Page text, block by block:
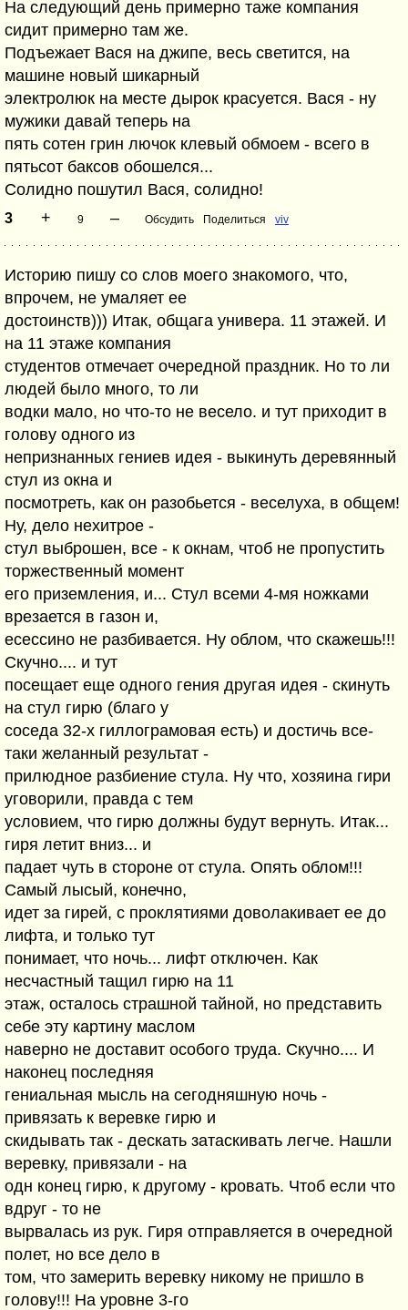
На следующий день примерно таже компания
сидит примерно там же.
Подъежает Вася на джипе, весь светится, на
машине новый шикарный
электролюк на месте дырок красуется. Вася - ну
мужики давай теперь на
пять сотен грин лючок клевый обмоем - всего в
пятьсот баксов обошелся...
Солидно пошутил Вася, солидно!
3 + 9 – Обсудить Поделиться viv
Историю пишу со слов моего знакомого, что,
впрочем, не умаляет ее
достоинств))) Итак, общага универа. 11 этажей. И
на 11 этаже компания
студентов отмечает очередной праздник. Но то ли
людей было много, то ли
водки мало, но что-то не весело. и тут приходит в
голову одного из
непризнанных гениев идея - выкинуть деревянный
стул из окна и
посмотреть, как он разобьется - веселуха, в общем!
Ну, дело нехитрое -
стул выброшен, все - к окнам, чтоб не пропустить
торжественный момент
его приземления, и... Стул всеми 4-мя ножками
врезается в газон и,
есессино не разбивается. Ну облом, что скажешь!!!
Скучно.... и тут
посещает еще одного гения другая идея - скинуть
на стул гирю (благо у
соседа 32-х гиллограмовая есть) и достичь все-
таки желанный результат -
прилюдное разбиение стула. Ну что, хозяина гири
уговорили, правда с тем
условием, что гирю должны будут вернуть. Итак...
гиря летит вниз... и
падает чуть в стороне от стула. Опять облом!!!
Самый лысый, конечно,
идет за гирей, с проклятиями доволакивает ее до
лифта, и только тут
понимает, что ночь... лифт отключен. Как
несчастный тащил гирю на 11
этаж, осталось страшной тайной, но представить
себе эту картину маслом
наверно не доставит особого труда. Скучно.... И
наконец последняя
гениальная мысль на сегодняшную ночь -
привязать к веревке гирю и
скидывать так - дескать затаскивать легче. Нашли
веревку, привязали - на
одн конец гирю, к другому - кровать. Чтоб если что
вдруг - то не
вырвалась из рук. Гиря отправляется в очередной
полет, но все дело в
том, что замерить веревку никому не пришло в
голову!!! На уровне 3-го